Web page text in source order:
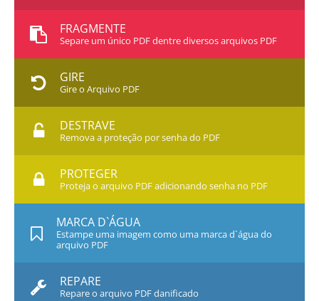
FRAGMENTE
Separe um único PDF dentre diversos arquivos PDF
GIRE
Gire o Arquivo PDF
DESTRAVE
Remova a proteção por senha do PDF
PROTEGER
Proteja o arquivo PDF adicionando senha no PDF
MARCA D`ÁGUA
Estampe uma imagem como uma marca d`água do
arquivo PDF
REPARE
Repare o arquivo PDF danificado